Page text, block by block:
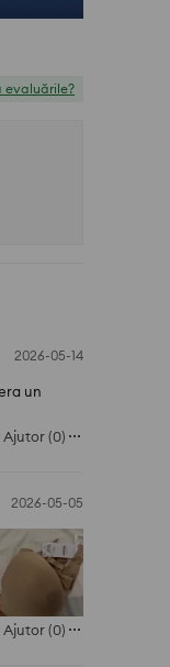
evaluările?
2026-05-14
un
Ajutor(0)
2026-05-05
Ajutor(0)